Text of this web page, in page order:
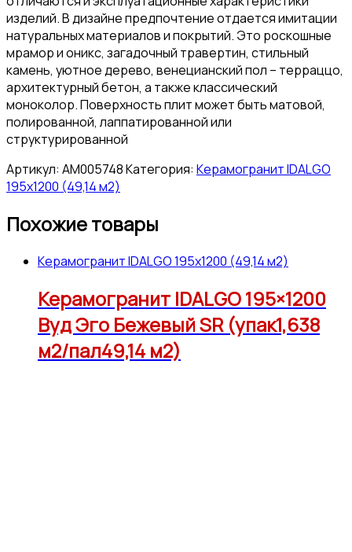
изделий. В дизайне предпочтение отдается имитации
натуральных материалов и покрытий. Это роскошные
мрамор и оникс, загадочный травертин, стильный
камень, уютное дерево, венецианский пол – терраццо,
архитектурный бетон, а также классический
моноколор. Поверхность плит может быть матовой,
полированной, лаппатированной или
структурированной
Артикул: АМ005748Категория: Керамогранит IDALGO
195x1200 (49,14 м2)
Похожие товары
Керамогранит IDALGO 195x1200 (49,14 м2)
Керамогранит IDALGO 195×1200
Вуд Эго Бежевый SR (упак1,638
м2/пал49,14 м2)